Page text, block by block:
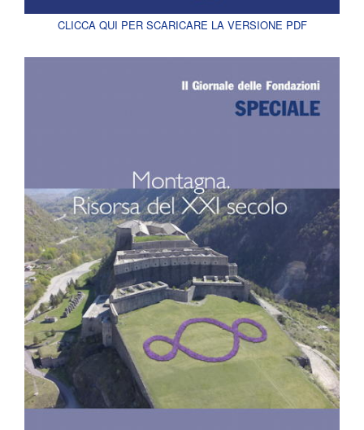
CLICCA QUI PER SCARICARE LA VERSIONE PDF